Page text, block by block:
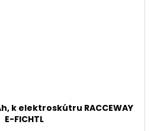
k elektroskútru RACCEWAY
E-FICHTL